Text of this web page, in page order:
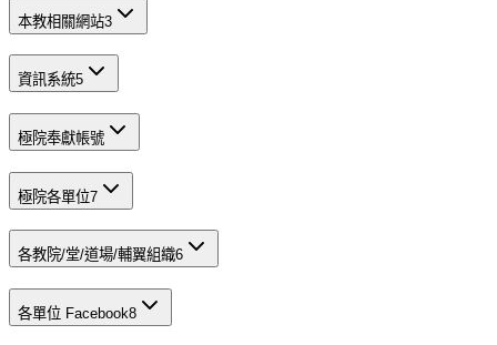
本教相關網站3
資訊系統5
極院奉獻帳號
極院各單位7
各教院/堂/道場/輔翼組織6
各單位 Facebook8